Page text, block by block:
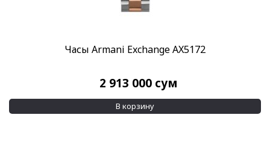
Часы Armani Exchange AX5172
2 913 000 сум
В корзину